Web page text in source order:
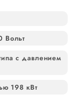
Вольт
с давлением
198 кВт